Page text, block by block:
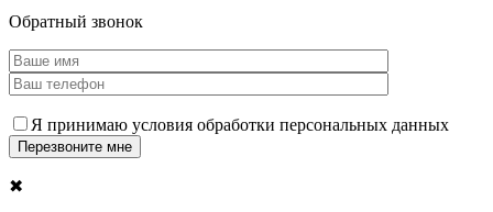
Обратный звонок
Я принимаю условия обработки персональных данных
✖